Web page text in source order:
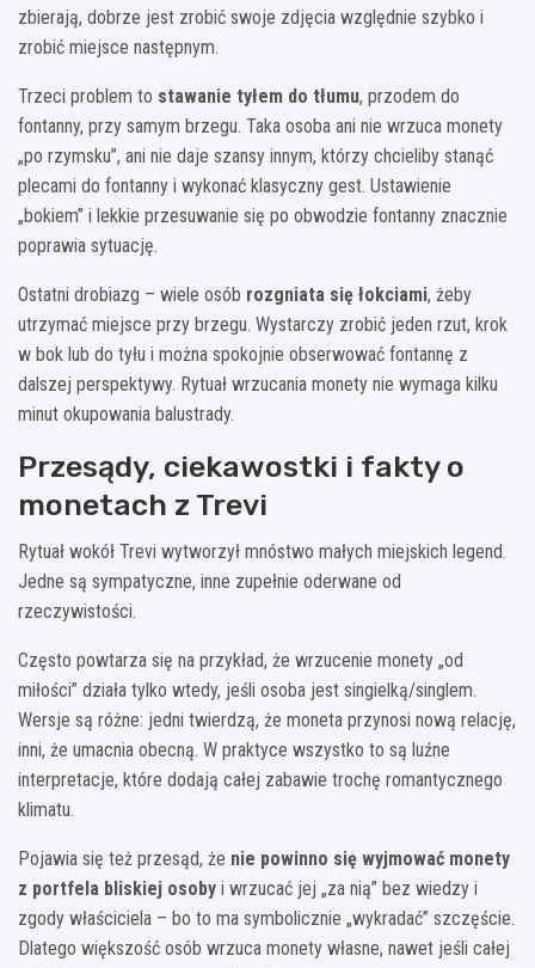
zbierają, dobrze jest zrobić swoje zdjęcia względnie szybko i
zrobić miejsce następnym.
Trzeci problem to stawanie tyłem do tłumu, przodem do
fontanny, przy samym brzegu. Taka osoba ani nie wrzuca monety
„po rzymsku”, ani nie daje szansy innym, którzy chcieliby stanąć
plecami do fontanny i wykonać klasyczny gest. Ustawienie
„bokiem” i lekkie przesuwanie się po obwodzie fontanny znacznie
poprawia sytuację.
Ostatni drobiazg – wiele osób rozgniata się łokciami, żeby
utrzymać miejsce przy brzegu. Wystarczy zrobić jeden rzut, krok
w bok lub do tyłu i można spokojnie obserwować fontannę z
dalszej perspektywy. Rytuał wrzucania monety nie wymaga kilku
minut okupowania balustrady.
Przesądy, ciekawostki i fakty o
monetach z Trevi
Rytuał wokół Trevi wytworzył mnóstwo małych miejskich legend.
Jedne są sympatyczne, inne zupełnie oderwane od
rzeczywistości.
Często powtarza się na przykład, że wrzucenie monety „od
miłości” działa tylko wtedy, jeśli osoba jest singielką/singlem.
Wersje są różne: jedni twierdzą, że moneta przynosi nową relację,
inni, że umacnia obecną. W praktyce wszystko to są luźne
interpretacje, które dodają całej zabawie trochę romantycznego
klimatu.
Pojawia się też przesąd, że nie powinno się wyjmować monety
z portfela bliskiej osoby i wrzucać jej „za nią” bez wiedzy i
zgody właściciela – bo to ma symbolicznie „wykradać” szczęście.
Dlatego większość osób wrzuca monety własne, nawet jeśli całej